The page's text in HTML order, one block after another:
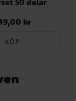
:249,00 kr
kr
KÖP